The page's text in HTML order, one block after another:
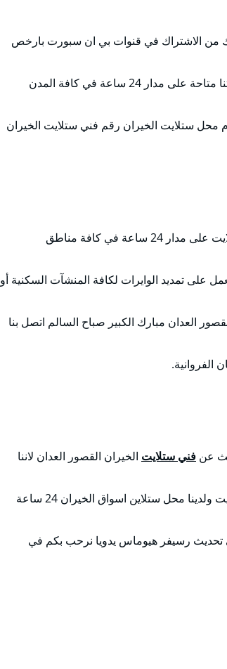
من الاشتراك في قنوات بي ان سبورت بارخص
الاستفادة من كافة العروض والخدمات التي تقدمها الشركة،خدماتنا متاحة على مدار 24 ساعة في كافة المدن
محل ستلايت الخيران رقم فني ستلايت الخيران
فني تركيب ستلايت الخيران يوفر لكافة عملائة خدمة تركيب ستلايت على مدار 24 ساعة في كافة مناطق
على تمديد الوايرات لكافة المنشآت السكنية أو
العدان مبارك الكبير صباح السالم اتصل بنا
عن فني ستلايت الخيران القصور العدان لاننا
بالكويت تصليح ستلايت مضمون مع الكفالة بأرخص الأسعار بالكويت ولدينا محل ستلاين اسواق الخيران 24 ساعة
رسيفر هيوماس يدويا نرحب بكم في